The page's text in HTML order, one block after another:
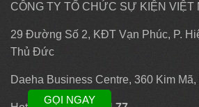
CÔNG TY TỔ CHỨC SỰ KIỆN VIỆT
29 Đường Số 2, KĐT Vạn Phúc, P.
Thủ Đức
Daeha Business Centre, 360 Kim
GỌI NGAY